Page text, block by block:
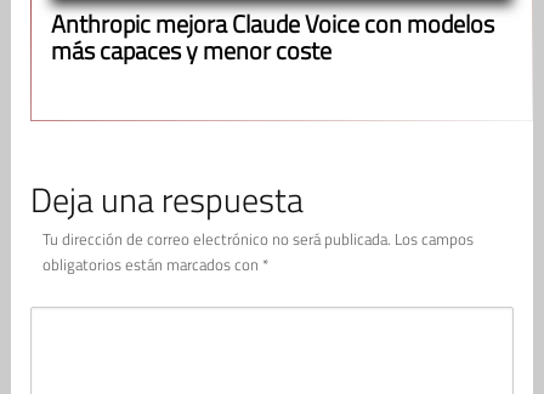
Anthropic mejora Claude Voice con modelos
más capaces y menor coste
Deja una respuesta
Tu dirección de correo electrónico no será publicada. Los campos
obligatorios están marcados con *